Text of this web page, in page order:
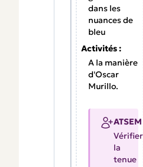
dans les
nuances de
bleu
Activités :
A la manière
d'Oscar
Murillo.
ATSEM
Vérifier
la
tenue